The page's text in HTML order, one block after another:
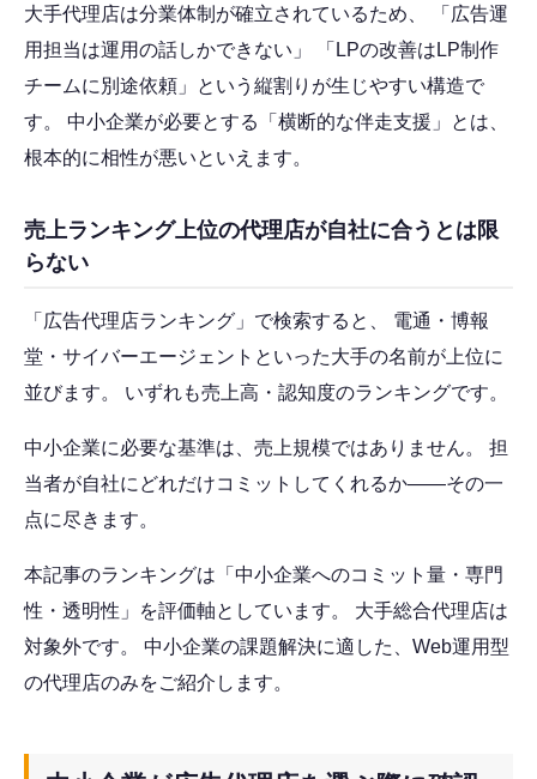
大手代理店は分業体制が確立されているため、 「広告運
用担当は運用の話しかできない」 「LPの改善はLP制作
チームに別途依頼」という縦割りが生じやすい構造で
す。 中小企業が必要とする「横断的な伴走支援」とは、
根本的に相性が悪いといえます。
売上ランキング上位の代理店が自社に合うとは限
らない
「広告代理店ランキング」で検索すると、 電通・博報
堂・サイバーエージェントといった大手の名前が上位に
並びます。 いずれも売上高・認知度のランキングです。
中小企業に必要な基準は、売上規模ではありません。 担
当者が自社にどれだけコミットしてくれるか——その一
点に尽きます。
本記事のランキングは「中小企業へのコミット量・専門
性・透明性」を評価軸としています。 大手総合代理店は
対象外です。 中小企業の課題解決に適した、Web運用型
の代理店のみをご紹介します。